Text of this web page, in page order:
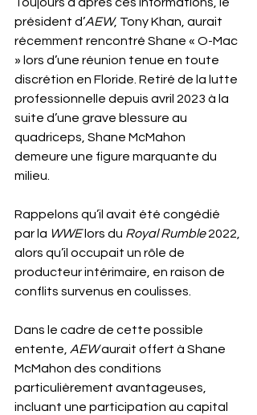
Toujours d’après ces informations, le
président d’AEW, Tony Khan, aurait
récemment rencontré Shane « O-Mac
» lors d’une réunion tenue en toute
discrétion en Floride. Retiré de la lutte
professionnelle depuis avril 2023 à la
suite d’une grave blessure au
quadriceps, Shane McMahon
demeure une figure marquante du
milieu.
Rappelons qu’il avait été congédié
par la WWE lors du Royal Rumble 2022,
alors qu’il occupait un rôle de
producteur intérimaire, en raison de
conflits survenus en coulisses.
Dans le cadre de cette possible
entente, AEW aurait offert à Shane
McMahon des conditions
particulièrement avantageuses,
incluant une participation au capital